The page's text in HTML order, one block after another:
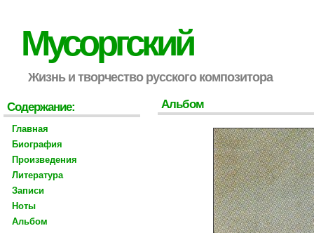
Мусоргский
Жизнь и творчество русского композитора
Альбом
Содержание:
Главная
Биография
Произведения
Литература
Записи
Ноты
Альбом